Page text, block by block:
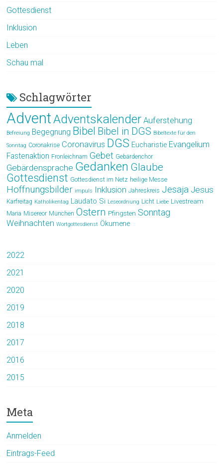
Gottesdienst
Inklusion
Leben
Schau mal
Schlagwörter
AdventAdventskalender Auferstehung
Befreiung Begegnung Bibel Bibel in DGS Bibeltexte für den
Sonntag Coronakrise Coronavirus DGS Eucharistie Evangelium
Fastenaktion Fronleichnam Gebet Gebärdenchor
Gebärdensprache Gedanken Glaube
Gottesdienst Gottesdienst im Netz heilige Messe
Hoffnungsbilder impuls Inklusion Jahreskreis Jesaja Jesus
Karfreitag Katholikentag Laudato Si Leseordnung Licht Liebe Livestream
Maria Misereor München Ostern Pfingsten Sonntag
Weihnachten Wortgottesdienst Ökumene
2022
2021
2020
2019
2018
2017
2016
2015
Meta
Anmelden
Eintrags-Feed